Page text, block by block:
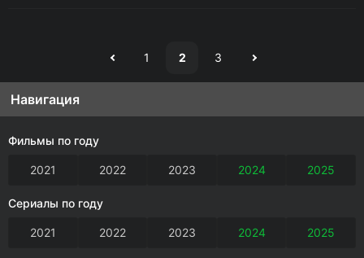
1 2 3
Навигация
Фильмы по году
2021 2022 2023 2024 2025
Сериалы по году
2021 2022 2023 2024 2025